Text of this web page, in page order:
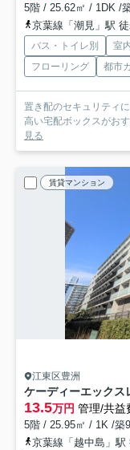
5階 / 25.62㎡ / 1DK /
京葉線「潮見」駅
バス・トイレ別 室
フローリング
都市
置き配のセキュリティ
高い宅配ボックスがお
見る
賃貸マンション
江東区豊洲
ケーディーエックス
13.5万円 管理/共益
5階 / 25.95㎡ / 1K /築
京葉線「越中島」駅